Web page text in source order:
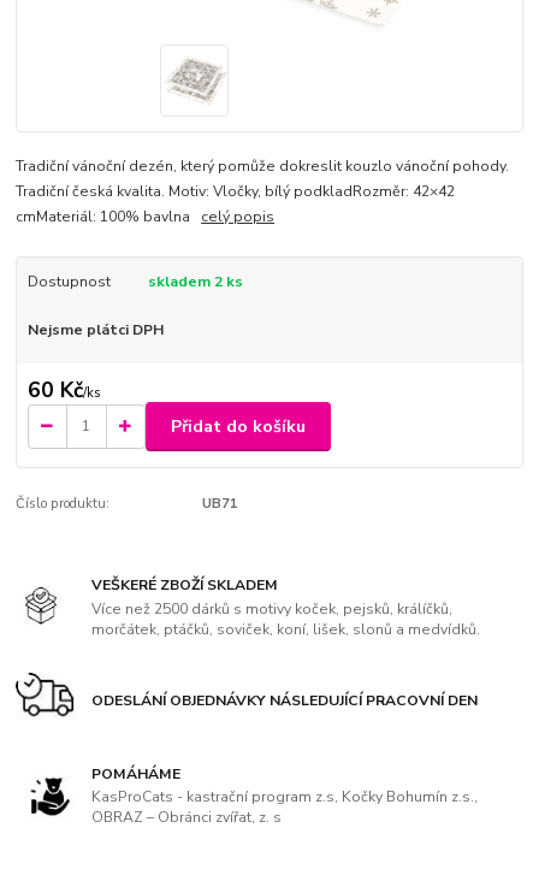
Tradiční vánoční dezén, který pomůže dokreslit kouzlo vánoční pohody.
Tradiční česká kvalita. Motiv: Vločky, bílý podkladRozměr: 42×42
cmMateriál: 100% bavlna celý popis
Dostupnost skladem 2 ks
Nejsme plátci DPH
60 Kč/ks
Přidat do košíku
Číslo produktu: UB71
VEŠKERÉ ZBOŽÍ SKLADEM
Více než 2500 dárků s motivy koček, pejsků, králíčků,
morčátek, ptáčků, soviček, koní, lišek, slonů a medvídků.
ODESLÁNÍ OBJEDNÁVKY NÁSLEDUJÍCÍ PRACOVNÍ DEN
POMÁHÁME
KasProCats - kastrační program z.s, Kočky Bohumín z.s.,
OBRAZ – Obránci zvířat, z. s